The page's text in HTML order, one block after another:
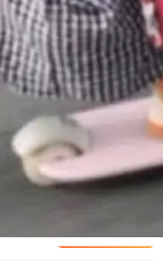
、管
现在开
，Se
Vin
一位全
步
一行
· GitHu
/ Linu
/ Linu
软件工
要载
数百万
上下
历史的
约、业
百个文
传统的
仅能
语义
体在
京一
私活腾
部核心
公司AI
架构
群迁
迁移
，但
之暗面
文、M